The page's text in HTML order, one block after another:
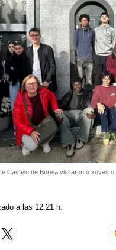
Castelo de Burela visitaron o xoves
a las 12:21 h.